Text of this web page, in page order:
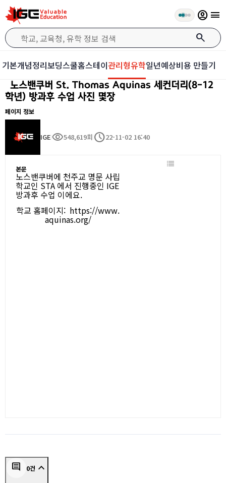
search
account_circle menu
기본개념정리보딩스쿨홈스테이관리형유학일년예상비용 만들기
노스밴쿠버 St. Thomas Aquinas 세컨더리(8-12
학년) 방과후 수업 사진 몇장
페이지 정보
IGEvisibility548,619회 schedule22-11-02 16:40
본문
노스밴쿠버에 천주교 명문 사립
학교인 STA 에서 진행중인 IGE
방과후 수업 이에요.
학교 홈페이지: https://www.
aquinas.org/
comment 0건 keyboard_arrow_up